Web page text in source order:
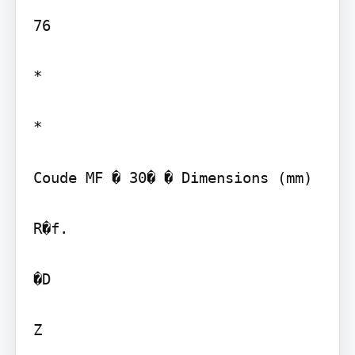
76
*
*
Coude MF � 30� � Dimensions (mm)
R�f.
�D
Z